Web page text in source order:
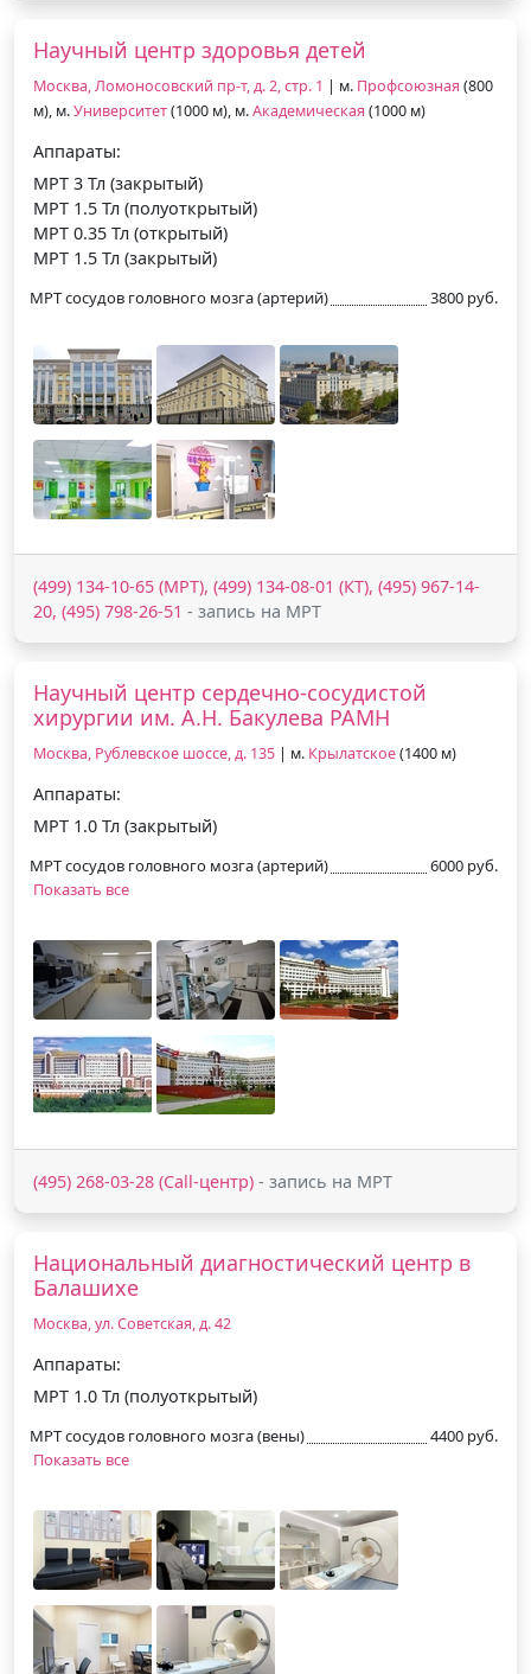
Научный центр здоровья детей
Москва, Ломоносовский пр-т, д. 2, стр. 1 | м. Профсоюзная (800
м), м.Университет(1000 м), м.Академическая (1000 м)
Аппараты:
МРТ 3 Тл (закрытый)
МРТ 1.5 Тл (полуоткрытый)
МРТ 0.35 Тл (открытый)
МРТ 1.5 Тл (закрытый)
МРТ сосудов головного мозга (артерий) 3800 руб.
(499) 134-10-65 (МРТ), (499) 134-08-01 (КТ), (495) 967-14-
20, (495) 798-26-51 - запись на МРТ
Научный центр сердечно-сосудистой
хирургии им. А.Н. Бакулева РАМН
Москва, Рублевское шоссе, д. 135 | м. Крылатское(1400 м)
Аппараты:
МРТ 1.0 Тл (закрытый)
МРТ сосудов головного мозга (артерий)
6000 руб.
Показать все
(495) 268-03-28 (Call-центр) - запись на МРТ
Национальный диагностический центр в
Балашихе
Москва, ул. Советская, д. 42
Аппараты:
МРТ 1.0 Тл (полуоткрытый)
МРТ сосудов головного мозга (вены)
4400 руб.
Показать все